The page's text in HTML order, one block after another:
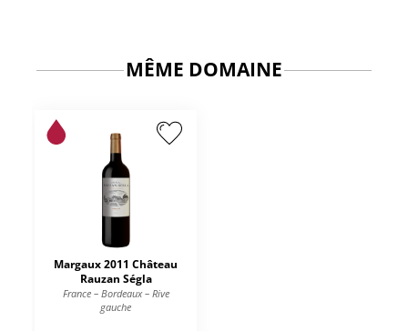
MÊME DOMAINE
Margaux 2011 Château
Rauzan Ségla
France – Bordeaux – Rive
gauche